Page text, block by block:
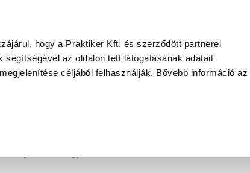
hogy a Praktiker Kft. és szerződött partnerei
az oldalon tett látogatásának adatait
céljából felhasználják. Bővebb információ az